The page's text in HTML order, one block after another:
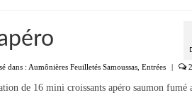
dans : Aumônières Feuilletés Samoussas, Entrées | 2
de 16 mini croissants apéro saumon fumé